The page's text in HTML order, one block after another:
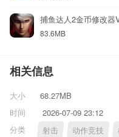
捕鱼达人2金币修改器
83.6MB
相关信息
大小
68.27MB
时间
2026-07-09 23:12
分类
射击 动作竞技